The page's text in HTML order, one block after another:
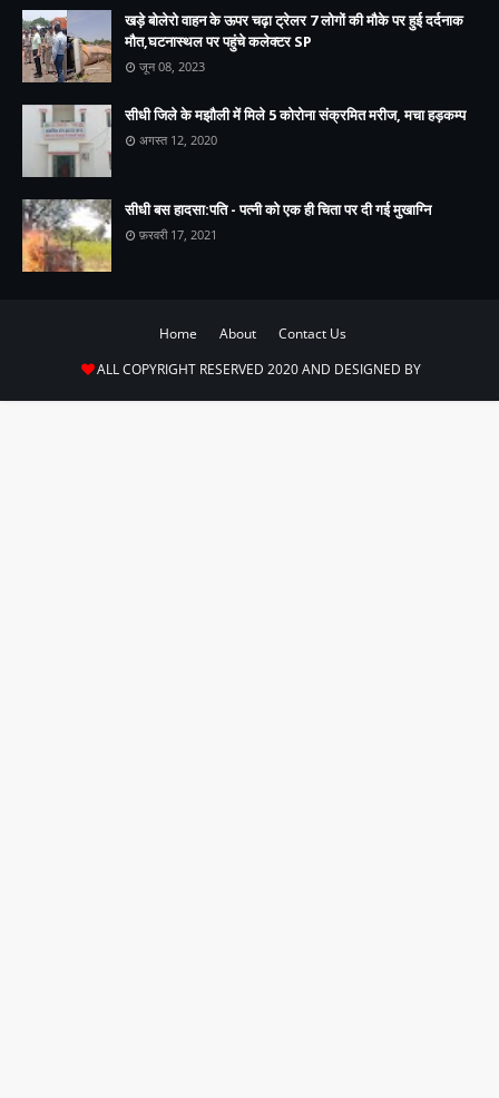
खड़े बोलेरो वाहन के ऊपर चढ़ा ट्रेलर 7 लोगों की मौके पर हुई दर्दनाक
मौत,घटनास्थल पर पहुंचे कलेक्टर SP
जून 08, 2023
सीधी जिले के मझौली में मिले 5 कोरोना संक्रमित मरीज, मचा हड़कम्प
अगस्त 12, 2020
सीधी बस हादसा:पति - पत्नी को एक ही चिता पर दी गई मुखाग्नि
फ़रवरी 17, 2021
Home About
Contact Us
ALL COPYRIGHT RESERVED 2020 AND DESIGNED BY